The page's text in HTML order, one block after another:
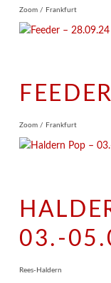
Zoom / Frankfurt
Zoom / Frankfurt
03.-
Rees-Haldern